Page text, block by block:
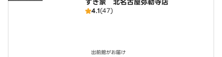
4.1(47)
出前館がお届け